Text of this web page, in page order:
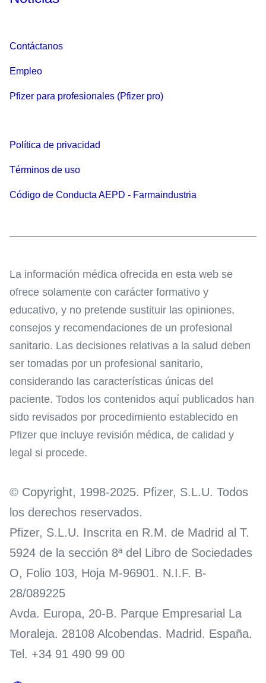
Contáctanos
Empleo
Pfizer para profesionales (Pfizer pro)
Política de privacidad
Términos de uso
Código de Conducta AEPD - Farmaindustria
La información médica ofrecida en esta web se
ofrece solamente con carácter formativo y
educativo, y no pretende sustituir las opiniones,
consejos y recomendaciones de un profesional
sanitario. Las decisiones relativas a la salud deben
ser tomadas por un profesional sanitario,
considerando las características únicas del
paciente. Todos los contenidos aquí publicados han
sido revisados por procedimiento establecido en
Pfizer que incluye revisión médica, de calidad y
legal si procede.
© Copyright, 1998-2025. Pfizer, S.L.U. Todos
los derechos reservados.
Pfizer, S.L.U. Inscrita en R.M. de Madrid al T.
5924 de la sección 8ª del Libro de Sociedades
O, Folio 103, Hoja M-96901. N.I.F. B-
28/089225
Avda. Europa, 20-B. Parque Empresarial La
Moraleja. 28108 Alcobendas. Madrid. España.
Tel. +34 91 490 99 00